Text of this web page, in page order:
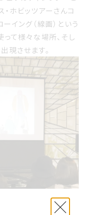
ホビッツアーさんコ
イング（線画）という
て様々な場所、そし
現させます。